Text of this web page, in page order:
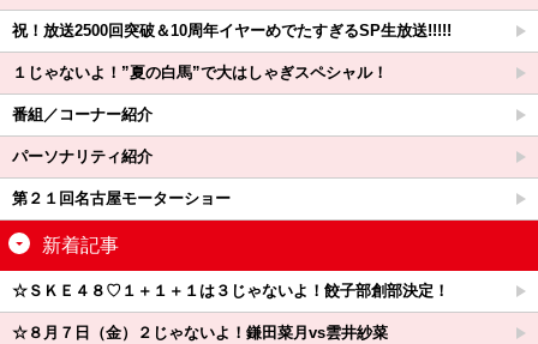
祝！放送2500回突破＆10周年イヤーめでたすぎるSP生放送!!!!!
１じゃないよ！”夏の白馬”で大はしゃぎスペシャル！
番組／コーナー紹介
パーソナリティ紹介
第２１回名古屋モーターショー
新着記事
☆ＳＫＥ４８♡１＋１＋１は３じゃないよ！餃子部創部決定！
☆８月７日（金）２じゃないよ！鎌田菜月vs雲井紗菜